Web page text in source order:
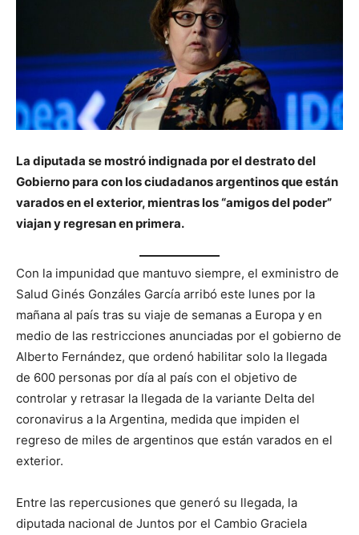
La diputada se mostró indignada por el destrato del
Gobierno para con los ciudadanos argentinos que están
varados en el exterior, mientras los “amigos del poder”
viajan y regresan en primera.
Con la impunidad que mantuvo siempre, el exministro de
Salud Ginés Gonzáles García arribó este lunes por la
mañana al país tras su viaje de semanas a Europa y en
medio de las restricciones anunciadas por el gobierno de
Alberto Fernández, que ordenó habilitar solo la llegada
de 600 personas por día al país con el objetivo de
controlar y retrasar la llegada de la variante Delta del
coronavirus a la Argentina, medida que impiden el
regreso de miles de argentinos que están varados en el
exterior.
Entre las repercusiones que generó su llegada, la
diputada nacional de Juntos por el Cambio Graciela